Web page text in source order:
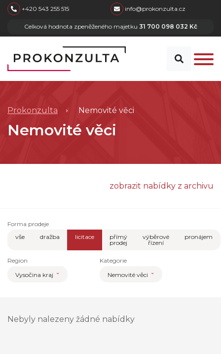
skip to main content
+420 543 255 515 info@prokonzulta.cz
Celková hodnota zpeněženého majetku 31 700 098 032 Kč
Prokonzulta Nemovité věci
Nemovité věci
zobrazit nabídky z archivu
Forma prodeje
vše
dražba licitace
přímý
prodej
výběrové
řízení
pronájem
Region
Vysočina kraj
Kategorie
Nemovité věci
Nebyly nalezeny žádné nabídky